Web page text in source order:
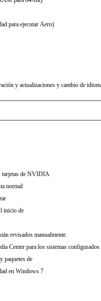
para ejecutar Aero)
y actualizaciones y cambio de
tarjetas de NVIDIA
normal
inicio de
revisados manualmente.
Center para los sistemas
paquetes de
en Windows 7